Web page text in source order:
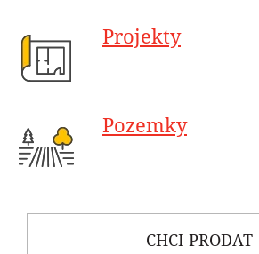
Projekty
Pozemky
CHCI PRODAT